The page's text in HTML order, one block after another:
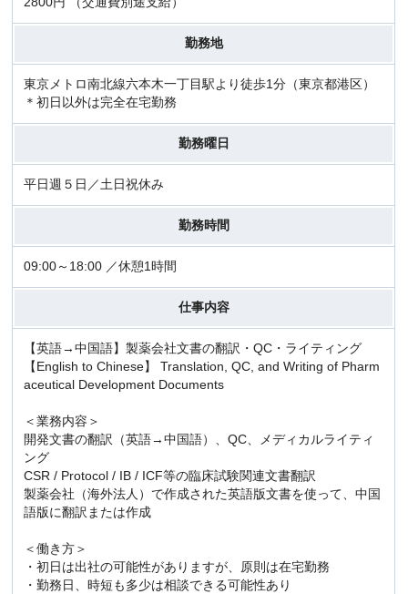
勤務地
東京メトロ南北線六本木一丁目駅より徒歩1分（東京都港区）
＊初日以外は完全在宅勤務
勤務曜日
平日週５日／土日祝休み
勤務時間
09:00～18:00 ／休憩1時間
仕事内容
【英語→中国語】製薬会社文書の翻訳・QC・ライティング
【English to Chinese】 Translation, QC, and Writing of Pharm
aceutical Development Documents
＜業務内容＞
開発文書の翻訳（英語→中国語）、QC、メディカルライティ
ング
CSR / Protocol / IB / ICF等の臨床試験関連文書翻訳
製薬会社（海外法人）で作成された英語版文書を使って、中国
語版に翻訳または作成
＜働き方＞
・初日は出社の可能性がありますが、原則は在宅勤務
・勤務日、時短も多少は相談できる可能性あり